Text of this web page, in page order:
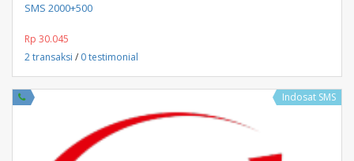
SMS 2000+500
Rp 30.045
2 transaksi / 0 testimonial
Indosat SMS